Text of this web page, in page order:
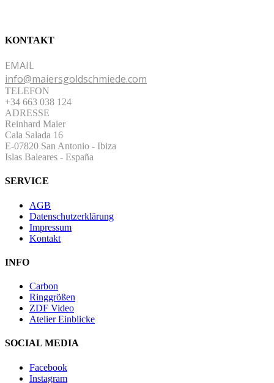
KONTAKT
EMAIL
info@maiersgoldschmiede.com
TELEFON
+34 663 038 124
ADRESSE
Reinhard Maier
Cala Salada 16
E-07820 San Antonio - Ibiza
Islas Baleares - España
SERVICE
AGB
Datenschutzerklärung
Impressum
Kontakt
INFO
Carbon
Ringgrößen
ZDF Video
Atelier Einblicke
SOCIAL MEDIA
Facebook
Instagram